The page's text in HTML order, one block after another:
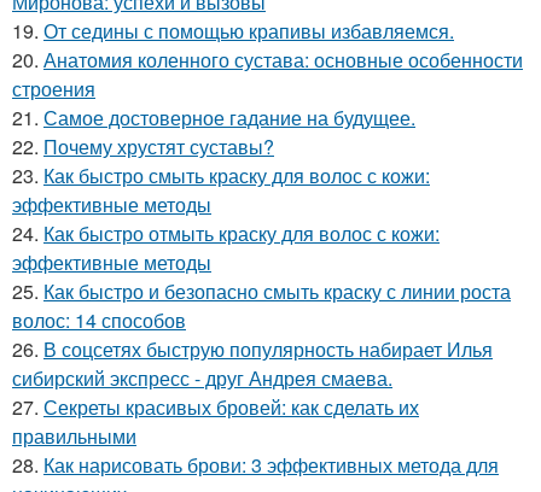
19. От седины с помощью крапивы избавляемся.
20. Анатомия коленного сустава: основные особенности
строения
21. Самое достоверное гадание на будущее.
22. Почему хрустят суставы?
23. Как быстро смыть краску для волос с кожи:
эффективные методы
24. Как быстро отмыть краску для волос с кожи:
эффективные методы
25. Как быстро и безопасно смыть краску с линии роста
волос: 14 способов
26. В соцсетях быструю популярность набирает Илья
сибирский экспресс - друг Андрея смаева.
27. Секреты красивых бровей: как сделать их
правильными
28. Как нарисовать брови: 3 эффективных метода для